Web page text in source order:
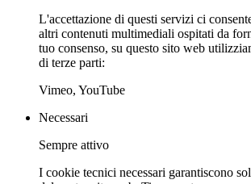
L'accettazione di questi servizi ci
altri contenuti multimediali ospitati da
tuo consenso, su questo sito web
di terze parti:
Vimeo, YouTube
Necessari
Sempre attivo
I cookie tecnici necessari garantiscono